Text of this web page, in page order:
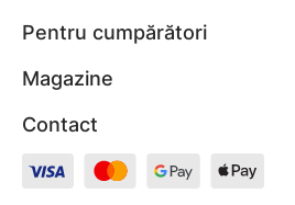
Pentru cumpărători
Magazine
Contact